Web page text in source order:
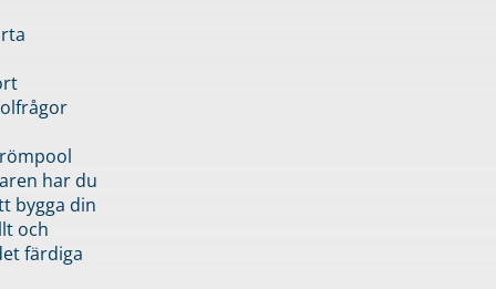
har du
bygga din
och
färdiga